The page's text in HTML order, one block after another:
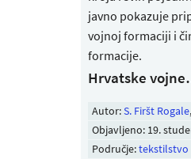
javno pokazuje
vojnoj formaciji i
formacije.
Hrvatske
Autor:S. Firšt Rogale,
Objavljeno: 19.
Područje:tekstilstvo